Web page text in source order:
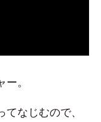
。
なじむので、